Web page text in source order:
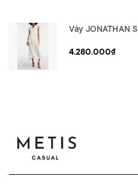
Váy JONATHAN
4.280.000₫